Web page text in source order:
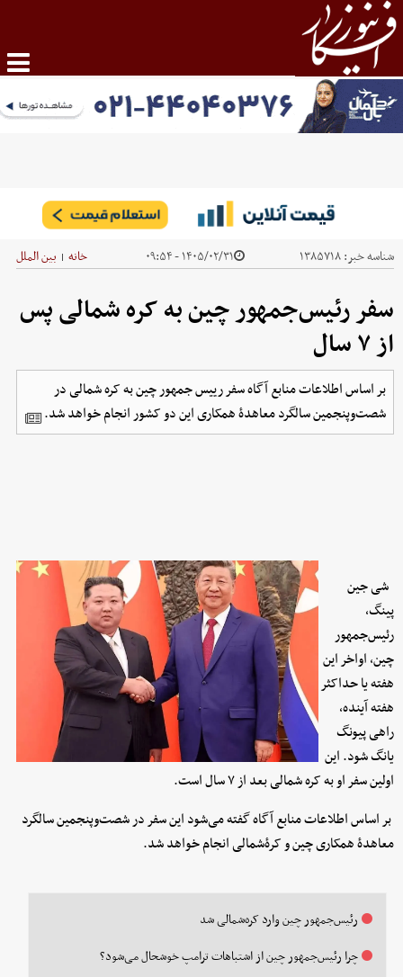
شناسه خبر:۱۳۸۵۷۱۸ ۱۴۰۵/۰۲/۳۱ - ۰۹:۵۴ خانه | بین الملل
سفر رئیس‌جمهور چین به کره شمالی پس
از ۷ سال
بر اساس اطلاعات منابع آگاه سفر رییس جمهور چین به کره شمالی در
شصت‌وپنجمین سالگرد معاهدۀ همکاری این دو کشور انجام خواهد شد.
شی جین
پینگ،
رئیس‌جمهور
چین، اواخر این
هفته یا حداکثر
هفته آینده،
راهی پیونگ
یانگ شود. این
اولین سفر او به کره شمالی بعد از ۷ سال است.
بر اساس اطلاعات منابع آگاه گفته می‌شود این سفر در شصت‌وپنجمین سالگرد
معاهدۀ همکاری چین و کرۀشمالی انجام خواهد شد.
رئیس‌جمهور چین وارد کره‌شمالی شد
چرا رئیس‌جمهور چین از اشتباهات ترامپ خوشحال می‌شود؟